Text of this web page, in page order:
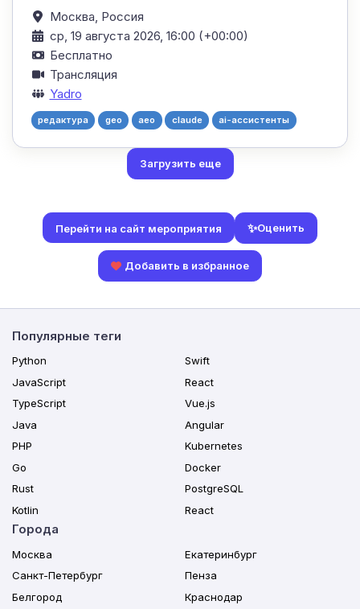
Москва, Россия
ср, 19 августа 2026, 16:00 (+00:00)
Бесплатно
Трансляция
Yadro
редактура geo aeo claude ai-ассистенты
Загрузить еще
Перейти на сайт мероприятия ✨Оценить
Добавить в избранное
Популярные теги
Python
JavaScript
TypeScript
Java
PHP
Go
Rust
Kotlin
Swift
React
Vue.js
Angular
Kubernetes
Docker
PostgreSQL
React
Города
Москва
Санкт-Петербург
Белгород
Екатеринбург
Пенза
Краснодар